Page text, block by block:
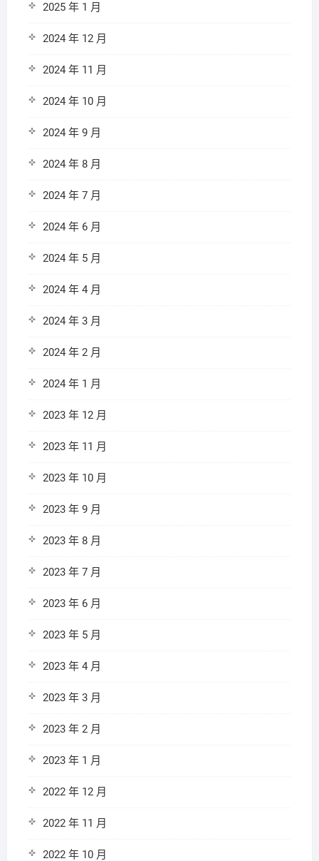
2025 年 1 月
2024 年 12 月
2024 年 11 月
2024 年 10 月
2024 年 9 月
2024 年 8 月
2024 年 7 月
2024 年 6 月
2024 年 5 月
2024 年 4 月
2024 年 3 月
2024 年 2 月
2024 年 1 月
2023 年 12 月
2023 年 11 月
2023 年 10 月
2023 年 9 月
2023 年 8 月
2023 年 7 月
2023 年 6 月
2023 年 5 月
2023 年 4 月
2023 年 3 月
2023 年 2 月
2023 年 1 月
2022 年 12 月
2022 年 11 月
2022 年 10 月